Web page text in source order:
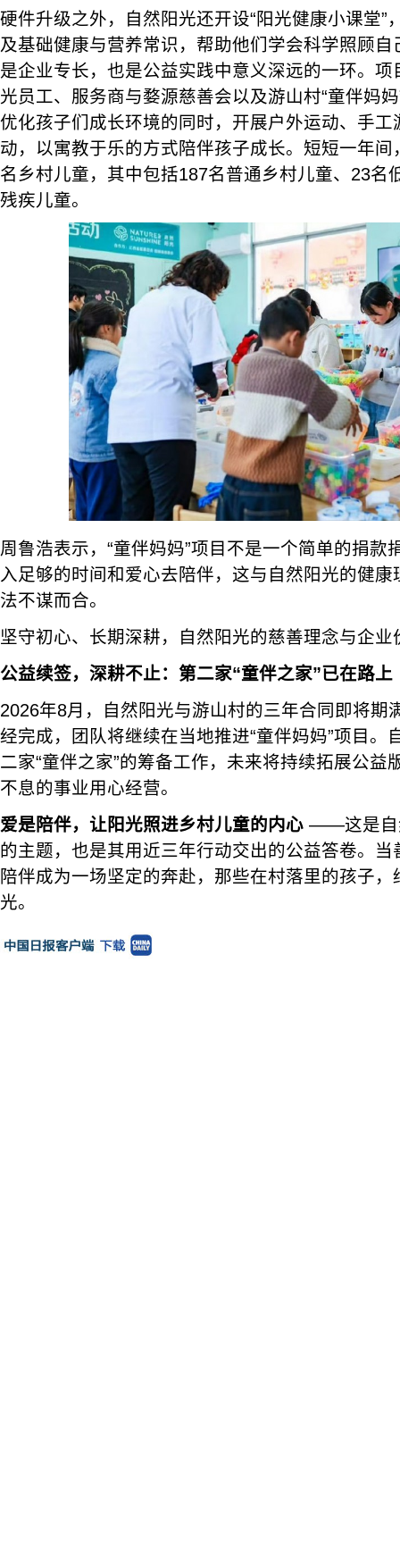
硬件升级之外，自然阳光还开设“阳光健康小课堂”
及基础健康与营养常识，帮助他们学会科学照顾
是企业专长，也是公益实践中意义深远的一环。
光员工、服务商与婺源慈善会以及游山村“童伴妈
优化孩子们成长环境的同时，开展户外运动、手工
动，以寓教于乐的方式陪伴孩子成长。短短一年
名乡村儿童，其中包括187名普通乡村儿童、23名
残疾儿童。
周鲁浩表示，“童伴妈妈”项目不是一个简单的捐款
入足够的时间和爱心去陪伴，这与自然阳光的健
法不谋而合。
坚守初心、长期深耕，自然阳光的慈善理念与企业
公益续签，深耕不止：第二家“童伴之家”已在路上
2026年8月，自然阳光与游山村的三年合同即将期
经完成，团队将继续在当地推进“童伴妈妈”项目。
二家“童伴之家”的筹备工作，未来将持续拓展公益
不息的事业用心经营。
爱是陪伴，让阳光照进乡村儿童的内心 ——这是自
的主题，也是其用近三年行动交出的公益答卷。
陪伴成为一场坚定的奔赴，那些在村落里的孩子
光。